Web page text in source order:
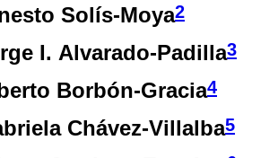
Solís-Moya2
I. Alvarado-Padilla3
Borbón-Gracia4
Chávez-Villalba5